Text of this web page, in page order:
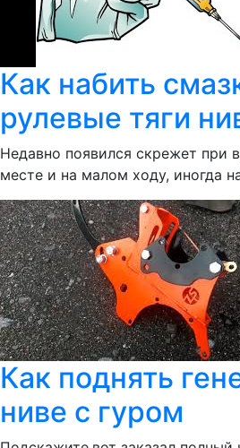
Как набить
рулевые тяги
Недавно появился скрежет при
месте и на малом ходу, иногда
Как поднять
ниве с гуром